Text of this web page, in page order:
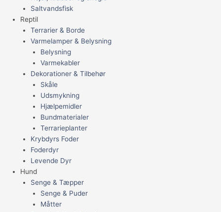
Saltvandsfisk
Reptil
Terrarier & Borde
Varmelamper & Belysning
Belysning
Varmekabler
Dekorationer & Tilbehør
Skåle
Udsmykning
Hjælpemidler
Bundmaterialer
Terrarieplanter
Krybdyrs Foder
Foderdyr
Levende Dyr
Hund
Senge & Tæpper
Senge & Puder
Måtter